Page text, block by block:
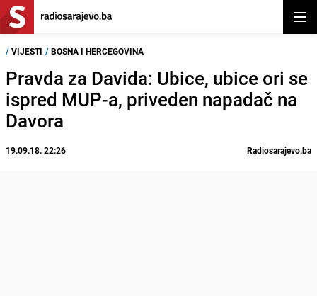
/ VIJESTI / BOSNA I HERCEGOVINA
Pravda za Davida: Ubice, ubice ori se
ispred MUP-a, priveden napadač na
Davora
19.09.18. 22:26 Radiosarajevo.ba